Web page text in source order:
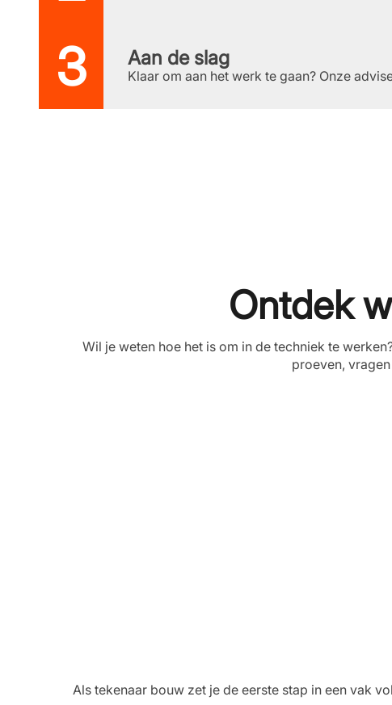
Aan de slag
Klaar om aan het werk te gaan? Onze
Ontdek
Wil je weten hoe het is om in de techniek te
proeven,
Als tekenaar bouw zet je de eerste stap in een vak